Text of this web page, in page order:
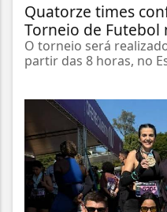
Quatorze times
Torneio de Futebol
O torneio será
partir das 8 horas, no